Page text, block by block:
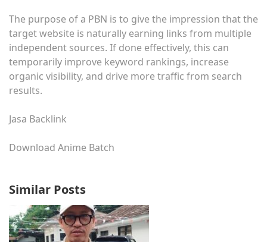
The purpose of a PBN is to give the impression that the
target website is naturally earning links from multiple
independent sources. If done effectively, this can
temporarily improve keyword rankings, increase
organic visibility, and drive more traffic from search
results.
Jasa Backlink
Download Anime Batch
Similar Posts